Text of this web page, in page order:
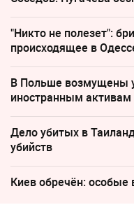
"Никто не полезет":
происходящее в
В Польше возмущены
иностранным активам
Дело убитых в
убийств
Киев обречён: особые